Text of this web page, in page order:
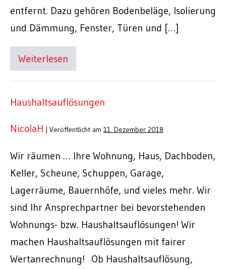
entfernt. Dazu gehören Bodenbeläge, Isolierung
und Dämmung, Fenster, Türen und […]
Weiterlesen
Haushaltsauflösungen
NicolaH | Veröffentlicht am 11. Dezember 2018
Wir räumen … Ihre Wohnung, Haus, Dachboden,
Keller, Scheune, Schuppen, Garage,
Lagerräume, Bauernhöfe, und vieles mehr. Wir
sind Ihr Ansprechpartner bei bevorstehenden
Wohnungs- bzw. Haushaltsauflösungen! Wir
machen Haushaltsauflösungen mit fairer
Wertanrechnung! Ob Haushaltsauflösung,